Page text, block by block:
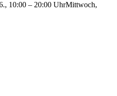
10:00 – 20:00 UhrMittwoch,